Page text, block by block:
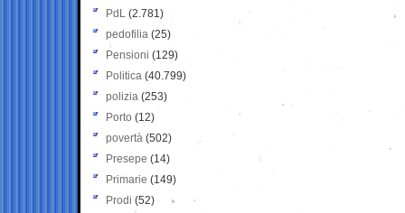
PdL (2.781)
pedofilia (25)
Pensioni (129)
Politica (40.799)
polizia (253)
Porto (12)
povertà (502)
Presepe (14)
Primarie (149)
Prodi (52)